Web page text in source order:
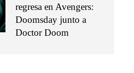
regresa en Avengers:
Doomsday junto a
Doctor Doom